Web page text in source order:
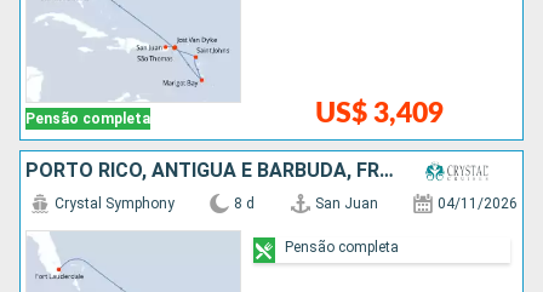
Pensão completa US$ 3,409
PORTO RICO, ANTIGUA E BARBUDA, FRANCIA, ESTADOS UNIDOS
Crystal Symphony 8 d San Juan 04/11/2026
Pensão completa